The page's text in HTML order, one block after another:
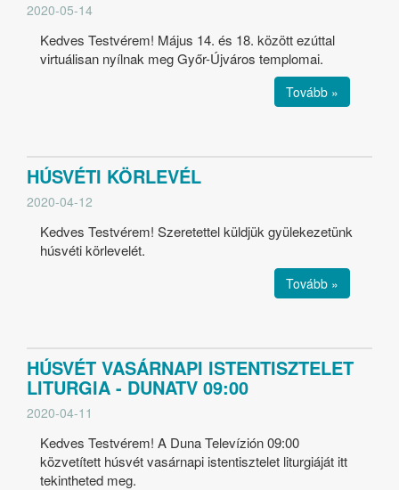
2020-05-14
Kedves Testvérem! Május 14. és 18. között ezúttal
virtuálisan nyílnak meg Győr-Újváros templomai.
Tovább »
HÚSVÉTI KÖRLEVÉL
2020-04-12
Kedves Testvérem! Szeretettel küldjük gyülekezetünk
húsvéti körlevelét.
Tovább »
HÚSVÉT VASÁRNAPI ISTENTISZTELET
LITURGIA - DUNATV 09:00
2020-04-11
Kedves Testvérem! A Duna Televízión 09:00
közvetített húsvét vasárnapi istentisztelet liturgiáját itt
tekintheted meg.